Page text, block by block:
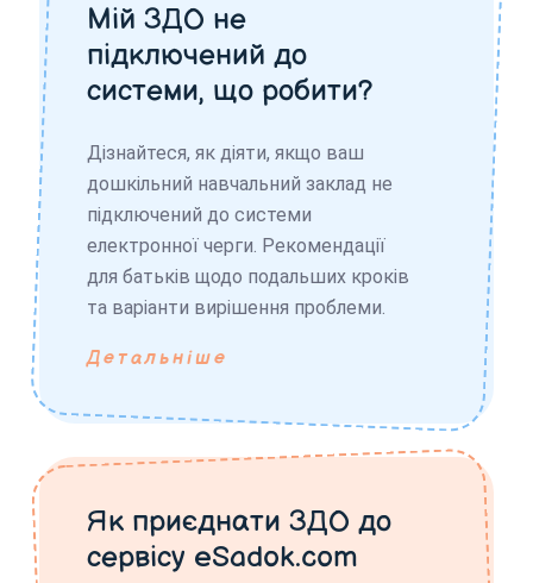
Мій ЗДО не
підключений до
системи, що робити?
Дізнайтеся, як діяти, якщо ваш
дошкільний навчальний заклад не
підключений до системи
електронної черги. Рекомендації
для батьків щодо подальших кроків
та варіанти вирішення проблеми.
Детальніше
Як приєднати ЗДО до
сервісу eSadok.com